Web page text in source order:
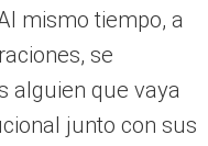
mismo tiempo, a
se
alguien que vaya
junto con sus